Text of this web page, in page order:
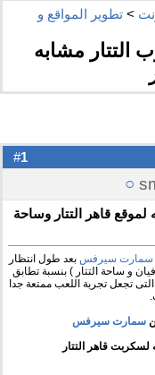
> تطوير المواقع و
التتار مشابه
1
○
لموقع قاهر التتار وساحة
سمارت سيرفس بعد طول انتظار
و ساحة التتار ) بنسبة تطابق
جدا التى تجعل تجربة اللعب ممتعة جدا
سمارت سيرفس